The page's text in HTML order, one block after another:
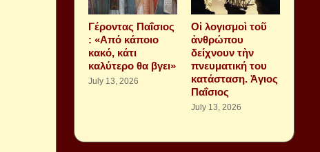
Γέροντας Παΐσιος
: «Από κάποιο
κακό, κάτι
καλύτερο θα βγει»
July 13, 2026
Οἱ λογισμοὶ τοῦ
ἀνθρώπου
δείχνουν τὴν
πνευματική του
κατάσταση. Ἁγιος
Παΐσιος
July 13, 2026